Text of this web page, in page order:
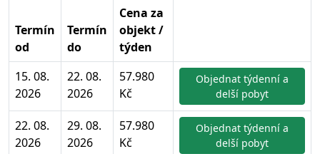
Termín
od
Termín
do
Cena za
objekt /
týden
15. 08.
2026
22. 08.
2026
57.980
Kč
Objednat týdenní a
delší pobyt
22. 08.
2026
29. 08.
2026
57.980
Kč
Objednat týdenní a
delší pobyt